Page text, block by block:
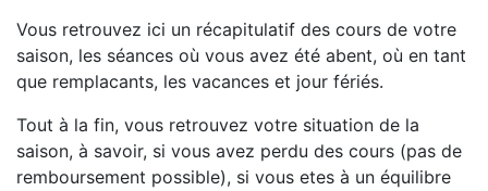
Vous retrouvez ici un récapitulatif des cours de votre
saison, les séances où vous avez été abent, où en tant
que remplacants, les vacances et jour fériés.
Tout à la fin, vous retrouvez votre situation de la
saison, à savoir, si vous avez perdu des cours (pas de
remboursement possible), si vous etes à un équilibre